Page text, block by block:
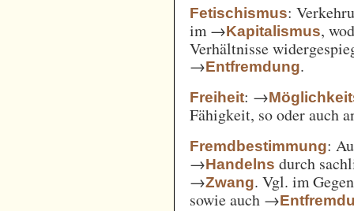
Fetischismus:
im →Kapitalismus,
Verhältnisse
→Entfremdung.
Freiheit: →
Fähigkeit, so oder auch
Fremdbestimmung:
→Handelns durch
→Zwang. Vgl. im
sowie auch →